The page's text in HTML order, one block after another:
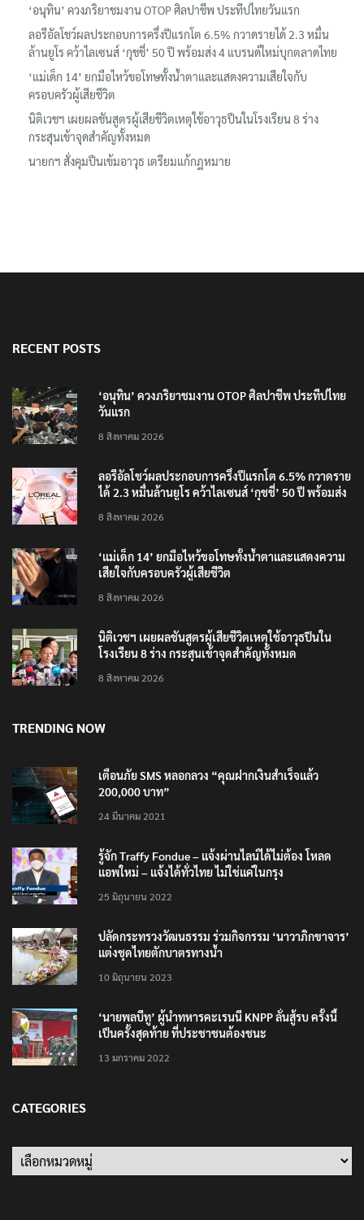
‘อนุทิน’ ควงภริยาชมงาน OTOP ศิลปาชีพ ประทีปไทยวันแรก
ลอรีอัลโชว์ผลประกอบการครึ่งปีแรกโต 6.5% กวาดรายได้ 2.3 หมื่น
ล้านยูโร คว้าไลเซนส์ ‘กุชชี่’ 50 ปี พร้อมส่ง 4 แบรนด์ใหม่บุกตลาดไทย
‘แม่เด็ก 14’ ยกมือไหว้ขอโทษทั้งน้ำตาและแสดงความเสียใจกับ
ครอบครัวผู้เสียชีวิต
นิติเวชฯ เผยผลชันสูตรผู้เสียชีวิตเหตุใช้อาวุธปืนในโรงเรียน 8 ร่าง
กระสุนเข้าจุดสำคัญทั้งหมด
นายกฯ สั่งคุมปืนเข้มอาวุธ เตรียมแก้กฎหมาย
RECENT POSTS
‘อนุทิน’ ควงภริยาชมงาน OTOP ศิลปาชีพ ประทีปไทย
วันแรก
8 สิงหาคม 2026
ลอรีอัลโชว์ผลประกอบการครึ่งปีแรกโต 6.5% กวาดราย
ได้ 2.3 หมื่นล้านยูโร คว้าไลเซนส์ ‘กุชชี่’ 50 ปี พร้อมส่ง
8 สิงหาคม 2026
‘แม่เด็ก 14’ ยกมือไหว้ขอโทษทั้งน้ำตาและแสดงความ
เสียใจกับครอบครัวผู้เสียชีวิต
8 สิงหาคม 2026
นิติเวชฯ เผยผลชันสูตรผู้เสียชีวิตเหตุใช้อาวุธปืนใน
โรงเรียน 8 ร่าง กระสุนเข้าจุดสำคัญทั้งหมด
8 สิงหาคม 2026
TRENDING NOW
เตือนภัย SMS หลอกลวง “คุณฝากเงินสำเร็จแล้ว
200,000 บาท”
24 มีนาคม 2021
รู้จัก Traffy Fondue – แจ้งผ่านไลน์ได้ไม่ต้อง โหลด
แอพใหม่ – แจ้งได้ทั่วไทย ไม่ใช่แค่ในกรุง
25 มิถุนายน 2022
ปลัดกระทรวงวัฒนธรรม ร่วมกิจกรรม ‘นาวาภิกขาจาร’
แต่งชุดไทยตักบาตรทางน้ำ
10 มิถุนายน 2023
‘นายพลบีทู’ ผู้นำทหารคะเรนนี KNPP ลั่นสู้รบ ครั้งนี้
เป็นครั้งสุดท้าย ที่ประชาชนต้องชนะ
13 มกราคม 2022
CATEGORIES
Categories